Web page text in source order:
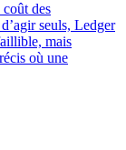
des
seuls, Ledger
mais
où une